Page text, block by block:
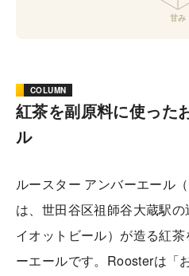
COLUMN
紅茶を副原料に使った
ル
ルースター アンバーエール
は、世田谷区祖師谷大蔵駅
イオットビール）が造る紅
ーエールです。Roosterは「